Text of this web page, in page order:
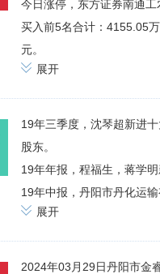
今日涨停，东方证券南通工
买入前5名合计：4155.05
元。
展开
19年三季度，沈琴超新进
股东。
19年年报，程福生，蒋学
19年中报，丹阳市丹化运
展开
2024年03月29日丹阳市金